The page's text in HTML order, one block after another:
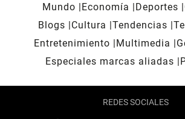
Mundo Economía Deportes
Blogs
Cultura Tendencias
Entretenimiento
Multimedia
Especiales marcas aliadas
REDES SOCIALES